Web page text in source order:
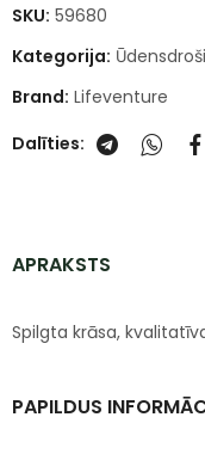
SKU: 59680
Kategorija:
Brand: Lifeventure
Dalīties:
APRAKSTS
Spilgta krāsa,
PAPILDUS